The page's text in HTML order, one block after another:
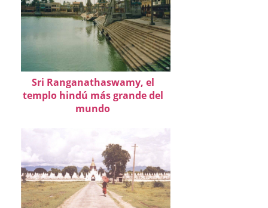
Sri Ranganathaswamy, el
templo hindú más grande del
mundo